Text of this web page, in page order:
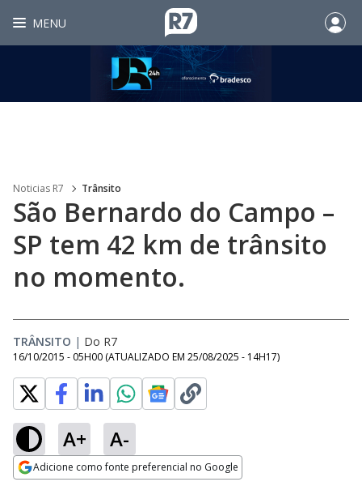
MENU
Noticias R7 Trânsito
São Bernardo do Campo –
SP tem 42 km de trânsito
no momento.
TRÂNSITO | Do R7
16/10/2015 - 05H00 (ATUALIZADO EM 25/08/2025 - 14H17)
A+ A-
Adicione como fonte preferencial no Google